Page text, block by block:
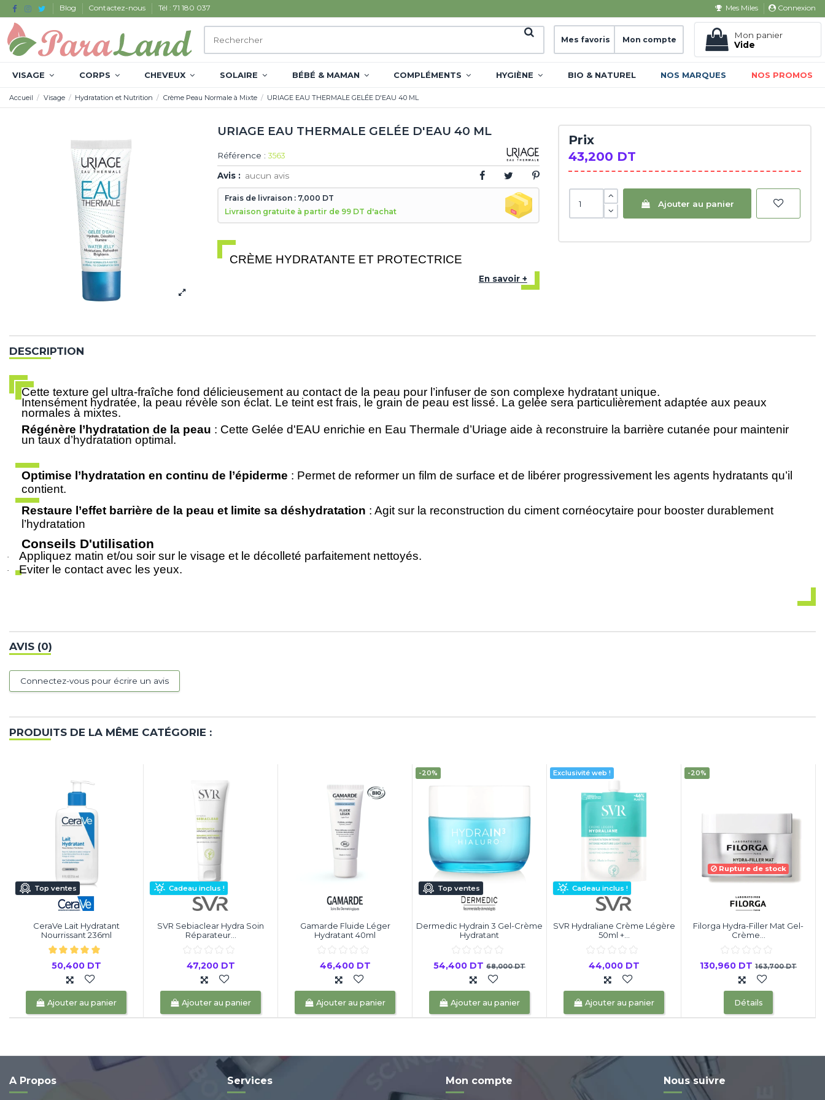
Blog Contactez-nous Tél : 71 180 037 Mes Miles Connexion
Mes favoris Mon compte
Mon panier
Vide
VISAGE CORPS CHEVEUX SOLAIRE BÉBÉ & MAMAN COMPLÉMENTS HYGIÈNE BIO & NATUREL NOS MARQUES NOS PROMOS
Accueil Visage Hydratation et Nutrition Crème Peau Normale à Mixte URIAGE EAU THERMALE GELÉE D'EAU 40 ML
URIAGE EAU THERMALE GELÉE D'EAU 40 ML
Référence : 3563
Avis : aucun avis
Frais de livraison : 7,000 DT
Livraison gratuite à partir de 99 DT d'achat
CRÈME HYDRATANTE ET PROTECTRICE
En savoir +
Prix
43,200 DT
Ajouter au panier
DESCRIPTION
Cette texture gel ultra-fraîche fond délicieusement au contact de la peau pour l’infuser de son complexe hydratant unique.
Intensément hydratée, la peau révèle son éclat. Le teint est frais, le grain de peau est lissé. La gelée sera particulièrement adaptée aux peaux
normales à mixtes.
Régénère l’hydratation de la peau : Cette Gelée d'EAU enrichie en Eau Thermale d’Uriage aide à reconstruire la barrière cutanée pour maintenir
un taux d’hydratation optimal.
Optimise l’hydratation en continu de l’épiderme : Permet de reformer un film de surface et de libérer progressivement les agents hydratants qu’il
contient.
Restaure l’effet barrière de la peau et limite sa déshydratation : Agit sur la reconstruction du ciment cornéocytaire pour booster durablement
l’hydratation
Conseils D'utilisation
· Appliquez matin et/ou soir sur le visage et le décolleté parfaitement nettoyés.
· Eviter le contact avec les yeux.
AVIS (0)
Connectez-vous pour écrire un avis
PRODUITS DE LA MÊME CATÉGORIE :
Top ventes
CeraVe Lait Hydratant
Nourrissant 236ml
50,400 DT
Ajouter au panier
Cadeau inclus !
SVR Sebiaclear Hydra Soin
Réparateur...
47,200 DT
Ajouter au panier
Gamarde Fluide Léger
Hydratant 40ml
46,400 DT
Ajouter au panier
Top ventes
-20%
Dermedic Hydrain 3 Gel-Crème
Hydratant
54,400 DT 68,000 DT
Ajouter au panier
Cadeau inclus !
Exclusivité web !
SVR Hydraliane Crème Légère
50ml +...
44,000 DT
Ajouter au panier
-20%
Rupture de stock
Filorga Hydra-Filler Mat Gel-
Crème...
130,960 DT 163,700 DT
Détails
A Propos Services Mon compte Nous suivre